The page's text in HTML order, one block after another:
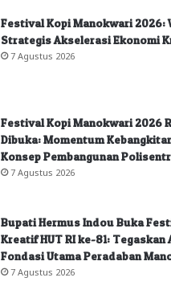
Festival Kopi Manokwari 2026:
Strategis Akselerasi Ekonomi
7 Agustus 2026
Festival Kopi Manokwari 2026
Dibuka: Momentum
Konsep Pembangunan
7 Agustus 2026
Bupati Hermus Indou Buka
Kreatif HUT RI ke-81: Tegaskan
Fondasi Utama Peradaban
7 Agustus 2026